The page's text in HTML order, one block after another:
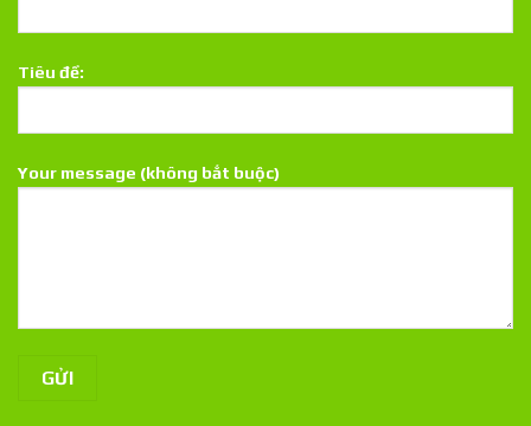
Tiêu đề:
Your message (không bắt buộc)